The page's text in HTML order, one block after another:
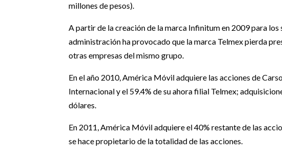
millones de pesos).
A partir de la creación de la marca Infinitum en 2009 para los
administración ha provocado que la marca Telmex pierda
otras empresas del mismo grupo.
En el año 2010, América Móvil adquiere las acciones de
Internacional y el 59.4% de su ahora filial Telmex;
dólares.
En 2011, América Móvil adquiere el 40% restante de las
se hace propietario de la totalidad de las acciones.